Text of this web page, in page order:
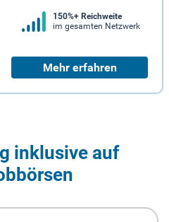
150%+ Reichweite
im gesamten Netzwerk
Mehr erfahren
inklusive auf